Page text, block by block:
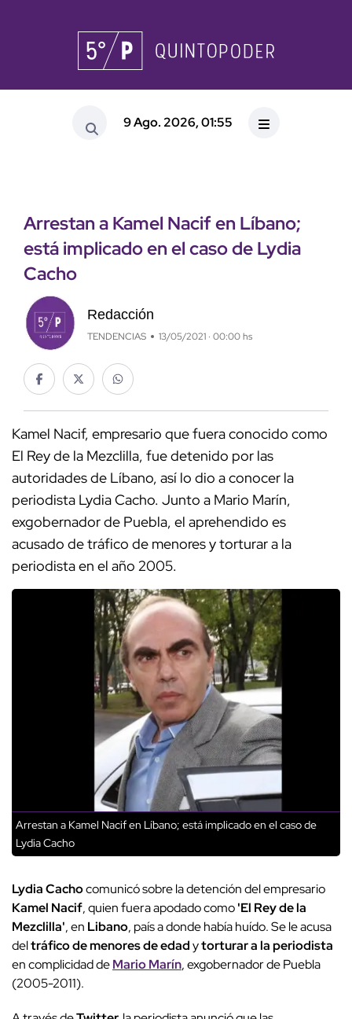
9 Ago. 2026, 01:55
Arrestan a Kamel Nacif en Líbano;
está implicado en el caso de Lydia
Cacho
Redacción
TENDENCIAS 13/05/2021 · 00:00 hs
Kamel Nacif, empresario que fuera conocido como
El Rey de la Mezclilla, fue detenido por las
autoridades de Líbano, así lo dio a conocer la
periodista Lydia Cacho. Junto a Mario Marín,
exgobernador de Puebla, el aprehendido es
acusado de tráfico de menores y torturar a la
periodista en el año 2005.
Arrestan a Kamel Nacif en Líbano; está implicado en el caso de
Lydia Cacho
Lydia Cachocomunicó sobre la detención del empresario
Kamel Nacif, quien fuera apodado como'El Rey de la
Mezclilla', en Libano, país a donde había huído. Se le acusa
deltráfico de menores de edadytorturar a la periodista
en complicidad deMario Marín, exgobernador de Puebla
(2005-2011).